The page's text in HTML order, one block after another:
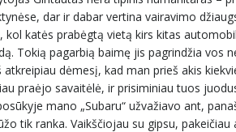
dar ir dabar vertina vairavimo
katės prabėgtą vietą kirs kitas
Tokią pagarbią baimę jis pagrindžia vos
dėmesį, kad man prieš akis
praėjo savaitėlė, ir prisiminiau tuos
mano „Subaru“ užvažiavo ant,
tik ranka. Vaikščiojau su gipsu,